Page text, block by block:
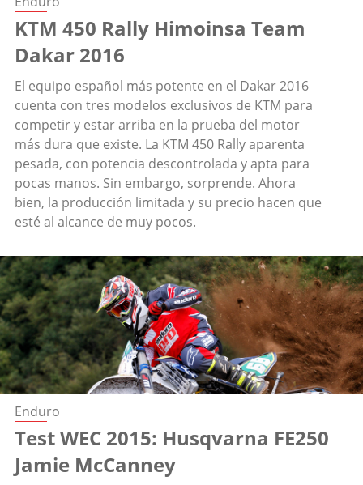
KTM 450 Rally Himoinsa Team
Dakar 2016
El equipo español más potente en el Dakar 2016
cuenta con tres modelos exclusivos de KTM para
competir y estar arriba en la prueba del motor
más dura que existe. La KTM 450 Rally aparenta
pesada, con potencia descontrolada y apta para
pocas manos. Sin embargo, sorprende. Ahora
bien, la producción limitada y su precio hacen que
esté al alcance de muy pocos.
Enduro
Test WEC 2015: Husqvarna FE250
Jamie McCanney